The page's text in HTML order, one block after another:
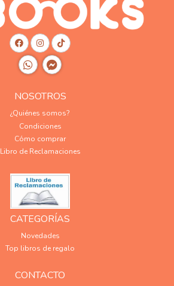
NOSOTROS
¿Quiénes somos?
Condiciones
Cómo comprar
Libro de Reclamaciones
CATEGORÍAS
Novedades
Top libros de regalo
CONTACTO